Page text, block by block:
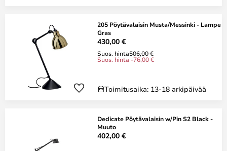
205 Pöytävalaisin Musta/Messinki - Lampe
Gras
430,00 €
Suos. hinta506,00 €
Suos. hinta -76,00 €
Toimitusaika: 13-18 arkipäivää
Dedicate Pöytävalaisin w/Pin S2 Black -
Muuto
402,00 €